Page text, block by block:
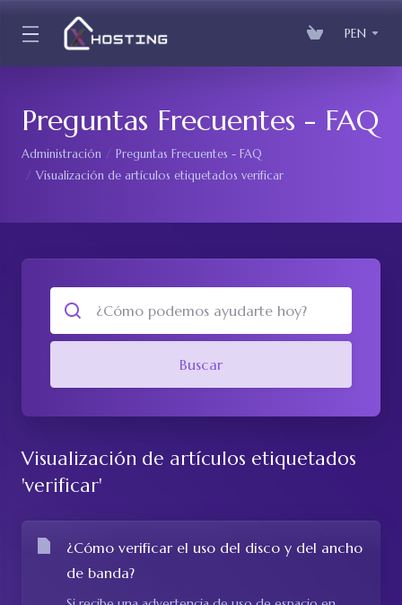
PEN
Preguntas Frecuentes - FAQ
Administración
Preguntas Frecuentes - FAQ
Visualización de artículos etiquetados verificar
Buscar
Visualización de artículos etiquetados
'verificar'
¿Cómo verificar el uso del disco y del ancho
de banda?